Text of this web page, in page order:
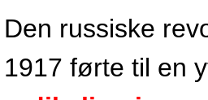
Den russiske
1917 førte til en